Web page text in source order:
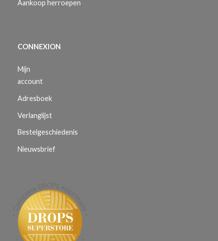
Aankoop herroepen
CONNEXION
Mijn
account
Adresboek
Verlanglijst
Bestelgeschiedenis
Nieuwsbrief